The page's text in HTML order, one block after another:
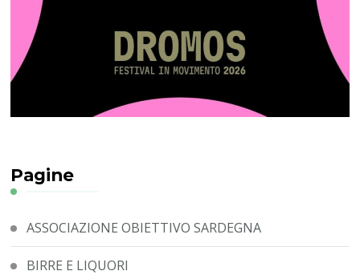
Pagine
ASSOCIAZIONE OBIETTIVO SARDEGNA
BIRRE E LIQUORI